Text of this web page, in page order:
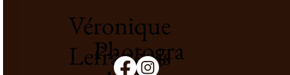
Véronique
Lefrançois
Photogra